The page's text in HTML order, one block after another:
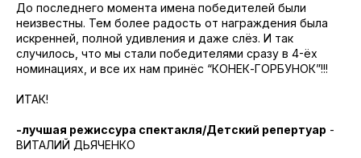
До последнего момента имена победителей были
неизвестны. Тем более радость от награждения была
искренней, полной удивления и даже слëз. И так
случилось, что мы стали победителями сразу в 4-ëх
номинациях, и все их нам принёс “КОНЕК-ГОРБУНОК”!!!
ИТАК!
-лучшая режиссура спектакля/Детский репертуар -
ВИТАЛИЙ ДЬЯЧЕНКО